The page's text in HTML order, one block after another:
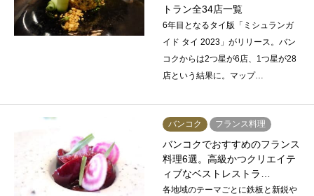
トラン全34店一覧
6年目となるタイ版「ミシュランガ
イド タイ 2023」がリリース。バン
コクからは2つ星が6店、1つ星が28
店という結果に。マップ…
バンコク フランス料理
バンコクでおすすめのフランス
料理6選。高級かつクリエイテ
ィブなベストレストラ…
各地域のテーマごとに鉄板と新鋭や